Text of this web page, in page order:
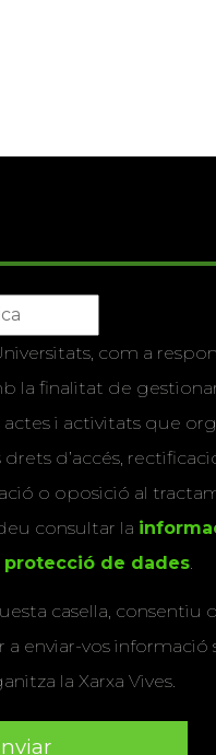
com a
la finalitat de
i activitats que
d’accés,
o oposició al
consultar la
de dades
casella, consentiu
a enviar-vos informació
la Xarxa Vives.